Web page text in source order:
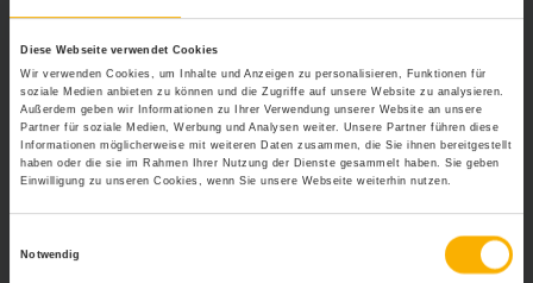
Diese Webseite verwendet Cookies
Wir verwenden Cookies, um Inhalte und Anzeigen zu personalisieren, Funktionen für
soziale Medien anbieten zu können und die Zugriffe auf unsere Website zu analysieren.
Außerdem geben wir Informationen zu Ihrer Verwendung unserer Website an unsere
Partner für soziale Medien, Werbung und Analysen weiter. Unsere Partner führen diese
Informationen möglicherweise mit weiteren Daten zusammen, die Sie ihnen bereitgestellt
haben oder die sie im Rahmen Ihrer Nutzung der Dienste gesammelt haben. Sie geben
Einwilligung zu unseren Cookies, wenn Sie unsere Webseite weiterhin nutzen.
Notwendig
gelöst und der Kunde hat einen direkten Kontakt zum
gewünschten Ansprechpartner. EineTelefonanlage mit
Automatic Call Distribution(ACD) sorgt dafür, dass
eingehende Anrufe aufgereiht und gleichmäßig an die
verfügbaren Mitarbeiter verteilt werden. Damit ist es
möglich, dass sich Mitarbeiter aus verschiedenen
Bereichen mit der Telefonie befassen. Auch hier gilt
jedoch: Je mehr Personal vorhanden ist, desto mehr